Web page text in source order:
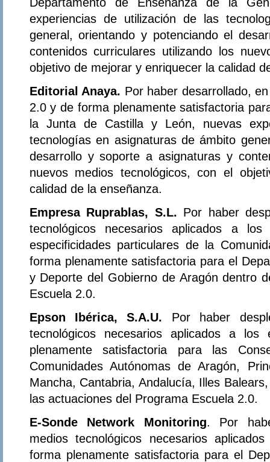
experiencias de utilización de las
general, orientando y potenciando el
contenidos curriculares utilizando los
objetivo de mejorar y enriquecer la calidad
Editorial Anaya. Por haber desarrollado,
2.0 y de forma plenamente satisfactoria
la Junta de Castilla y León, nuevas
tecnologías en asignaturas de ámbito
desarrollo y soporte a asignaturas y
nuevos medios tecnológicos, con el
calidad de la enseñanza.
Empresa Ruprablas, S.L. Por haber
tecnológicos necesarios aplicados a
especificidades particulares de la
forma plenamente satisfactoria para el
y Deporte del Gobierno de Aragón dentro
Escuela 2.0.
Epson Ibérica, S.A.U. Por haber
tecnológicos necesarios aplicados a los
plenamente satisfactoria para las
Comunidades Autónomas de Aragón,
Mancha, Cantabria, Andalucía, Illes
las actuaciones del Programa Escuela 2.0.
E-Sonde Network Monitoring. Por
medios tecnológicos necesarios
forma plenamente satisfactoria para el